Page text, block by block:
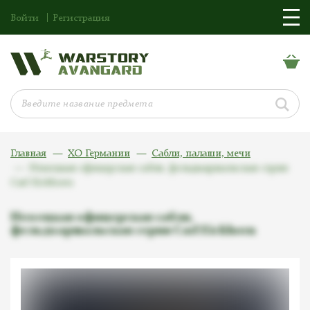
Войти Регистрация
Главная ХО Германии
Сабли, палаши, мечи
Немецкая офицерская сабля,
фельдмаршальская серия Carl Eickhorn